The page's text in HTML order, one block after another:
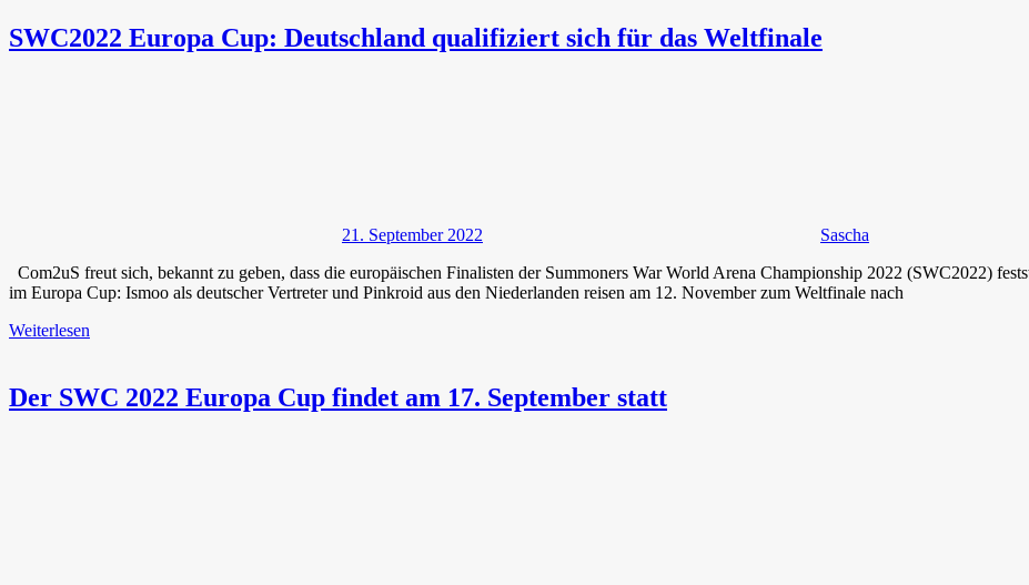
SWC2022 Europa Cup: Deutschland qualifiziert sich für das Weltfinale
21. September 2022
Sascha
Com2uS freut sich, bekannt zu geben, dass die europäischen Finalisten der Summoners War World Arena Championship 2022 (SWC2022)
im Europa Cup: Ismoo als deutscher Vertreter und Pinkroid aus den Niederlanden reisen am 12. November zum Weltfinale nach
Weiterlesen
Der SWC 2022 Europa Cup findet am 17. September statt